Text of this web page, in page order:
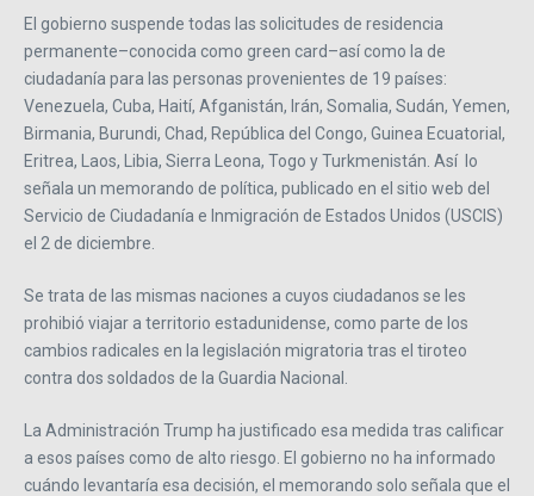
El gobierno suspende todas las solicitudes de residencia
permanente–conocida como green card–así como la de
ciudadanía para las personas provenientes de 19 países:
Venezuela, Cuba, Haití, Afganistán, Irán, Somalia, Sudán, Yemen,
Birmania, Burundi, Chad, República del Congo, Guinea Ecuatorial,
Eritrea, Laos, Libia, Sierra Leona, Togo y Turkmenistán. Así lo
señala un memorando de política, publicado en el sitio web del
Servicio de Ciudadanía e Inmigración de Estados Unidos (USCIS)
el 2 de diciembre.
Se trata de las mismas naciones a cuyos ciudadanos se les
prohibió viajar a territorio estadunidense, como parte de los
cambios radicales en la legislación migratoria tras el tiroteo
contra dos soldados de la Guardia Nacional.
La Administración Trump ha justificado esa medida tras calificar
a esos países como de alto riesgo. El gobierno no ha informado
cuándo levantaría esa decisión, el memorando solo señala que el